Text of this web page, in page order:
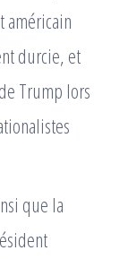
américain
durcie, et
Trump lors
que la